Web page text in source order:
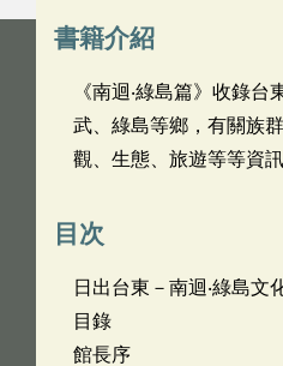
書籍介紹
《南迴‧綠島篇》收錄
武、綠島等鄉，有關族
觀、生態、旅遊等等資訊
目次
日出台東－南迴‧綠島文
目錄
館長序